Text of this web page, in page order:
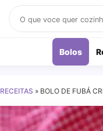
receitas
Bolos
RECEITAS » BOLO DE FUBÁ